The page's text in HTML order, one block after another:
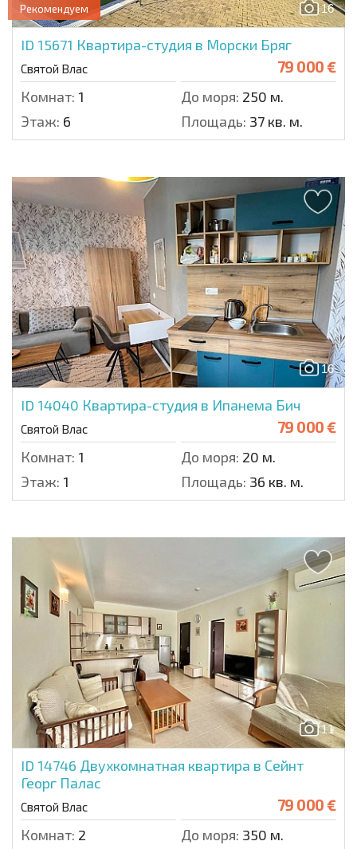
16
Рекомендуем
ID 15671 Квартира-студия в Морски Бряг
Святой Влас 79 000 €
Комнат: 1 До моря: 250 м.
Этаж: 6 Площадь: 37 кв. м.
16
ID 14040 Квартира-студия в Ипанема Бич
Святой Влас 79 000 €
Комнат: 1 До моря: 20 м.
Этаж: 1 Площадь: 36 кв. м.
11
ID 14746 Двухкомнатная квартира в Сейнт
Георг Палас
Святой Влас 79 000 €
Комнат: 2 До моря: 350 м.